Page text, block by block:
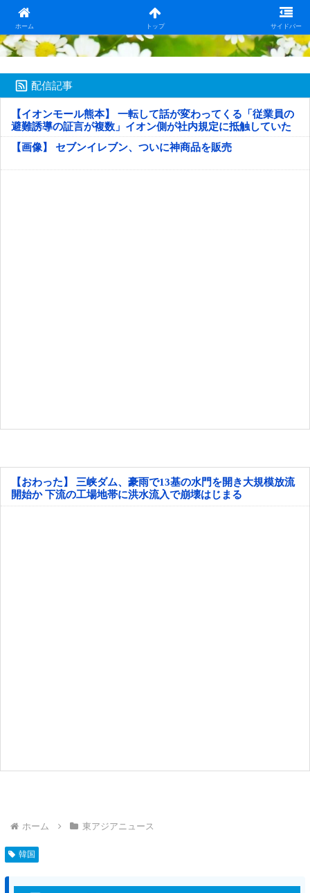
ホーム トップ サイドバー
日本第一！ニュース録
配信記事
【イオンモール熊本】 一転して話が変わってくる「従業員の
避難誘導の証言が複数」イオン側が社内規定に抵触していた
疑い
【画像】 セブンイレブン、ついに神商品を販売
【おわった】 三峡ダム、豪雨で13基の水門を開き大規模放流
開始か 下流の工場地帯に洪水流入で崩壊はじまる
ホーム 東アジアニュース
韓国